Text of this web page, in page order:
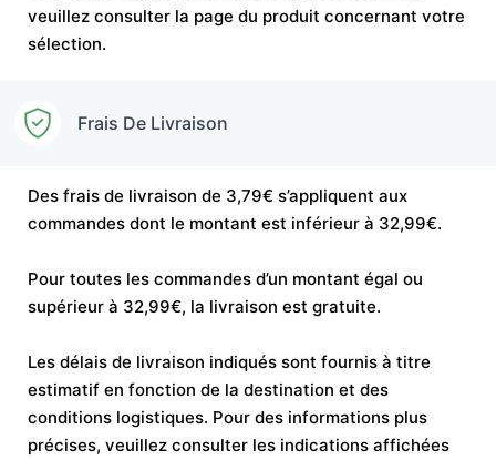
veuillez consulter la page du produit concernant votre
sélection.
Frais De Livraison
Des frais de livraison de 3,79€ s’appliquent aux
commandes dont le montant est inférieur à 32,99€.
Pour toutes les commandes d’un montant égal ou
supérieur à 32,99€, la livraison est gratuite.
Les délais de livraison indiqués sont fournis à titre
estimatif en fonction de la destination et des
conditions logistiques. Pour des informations plus
précises, veuillez consulter les indications affichées